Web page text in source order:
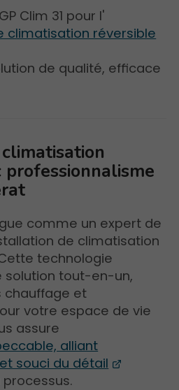
Clim 31 pour l'
climatisation réversible
de qualité, efficace
comme un expert de
de climatisation
technologie
solution tout-en-un,
chauffage et
votre espace de vie
assure
alliant
souci du détail